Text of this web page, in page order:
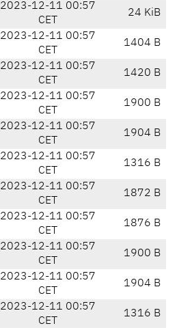
2023-12-11 00:57
CET
24 KiB
2023-12-11 00:57
CET
1404 B
2023-12-11 00:57
CET
1420 B
2023-12-11 00:57
CET
1900 B
2023-12-11 00:57
CET
1904 B
2023-12-11 00:57
CET
1316 B
2023-12-11 00:57
CET
1872 B
2023-12-11 00:57
CET
1876 B
2023-12-11 00:57
CET
1900 B
2023-12-11 00:57
CET
1904 B
2023-12-11 00:57
CET
1316 B